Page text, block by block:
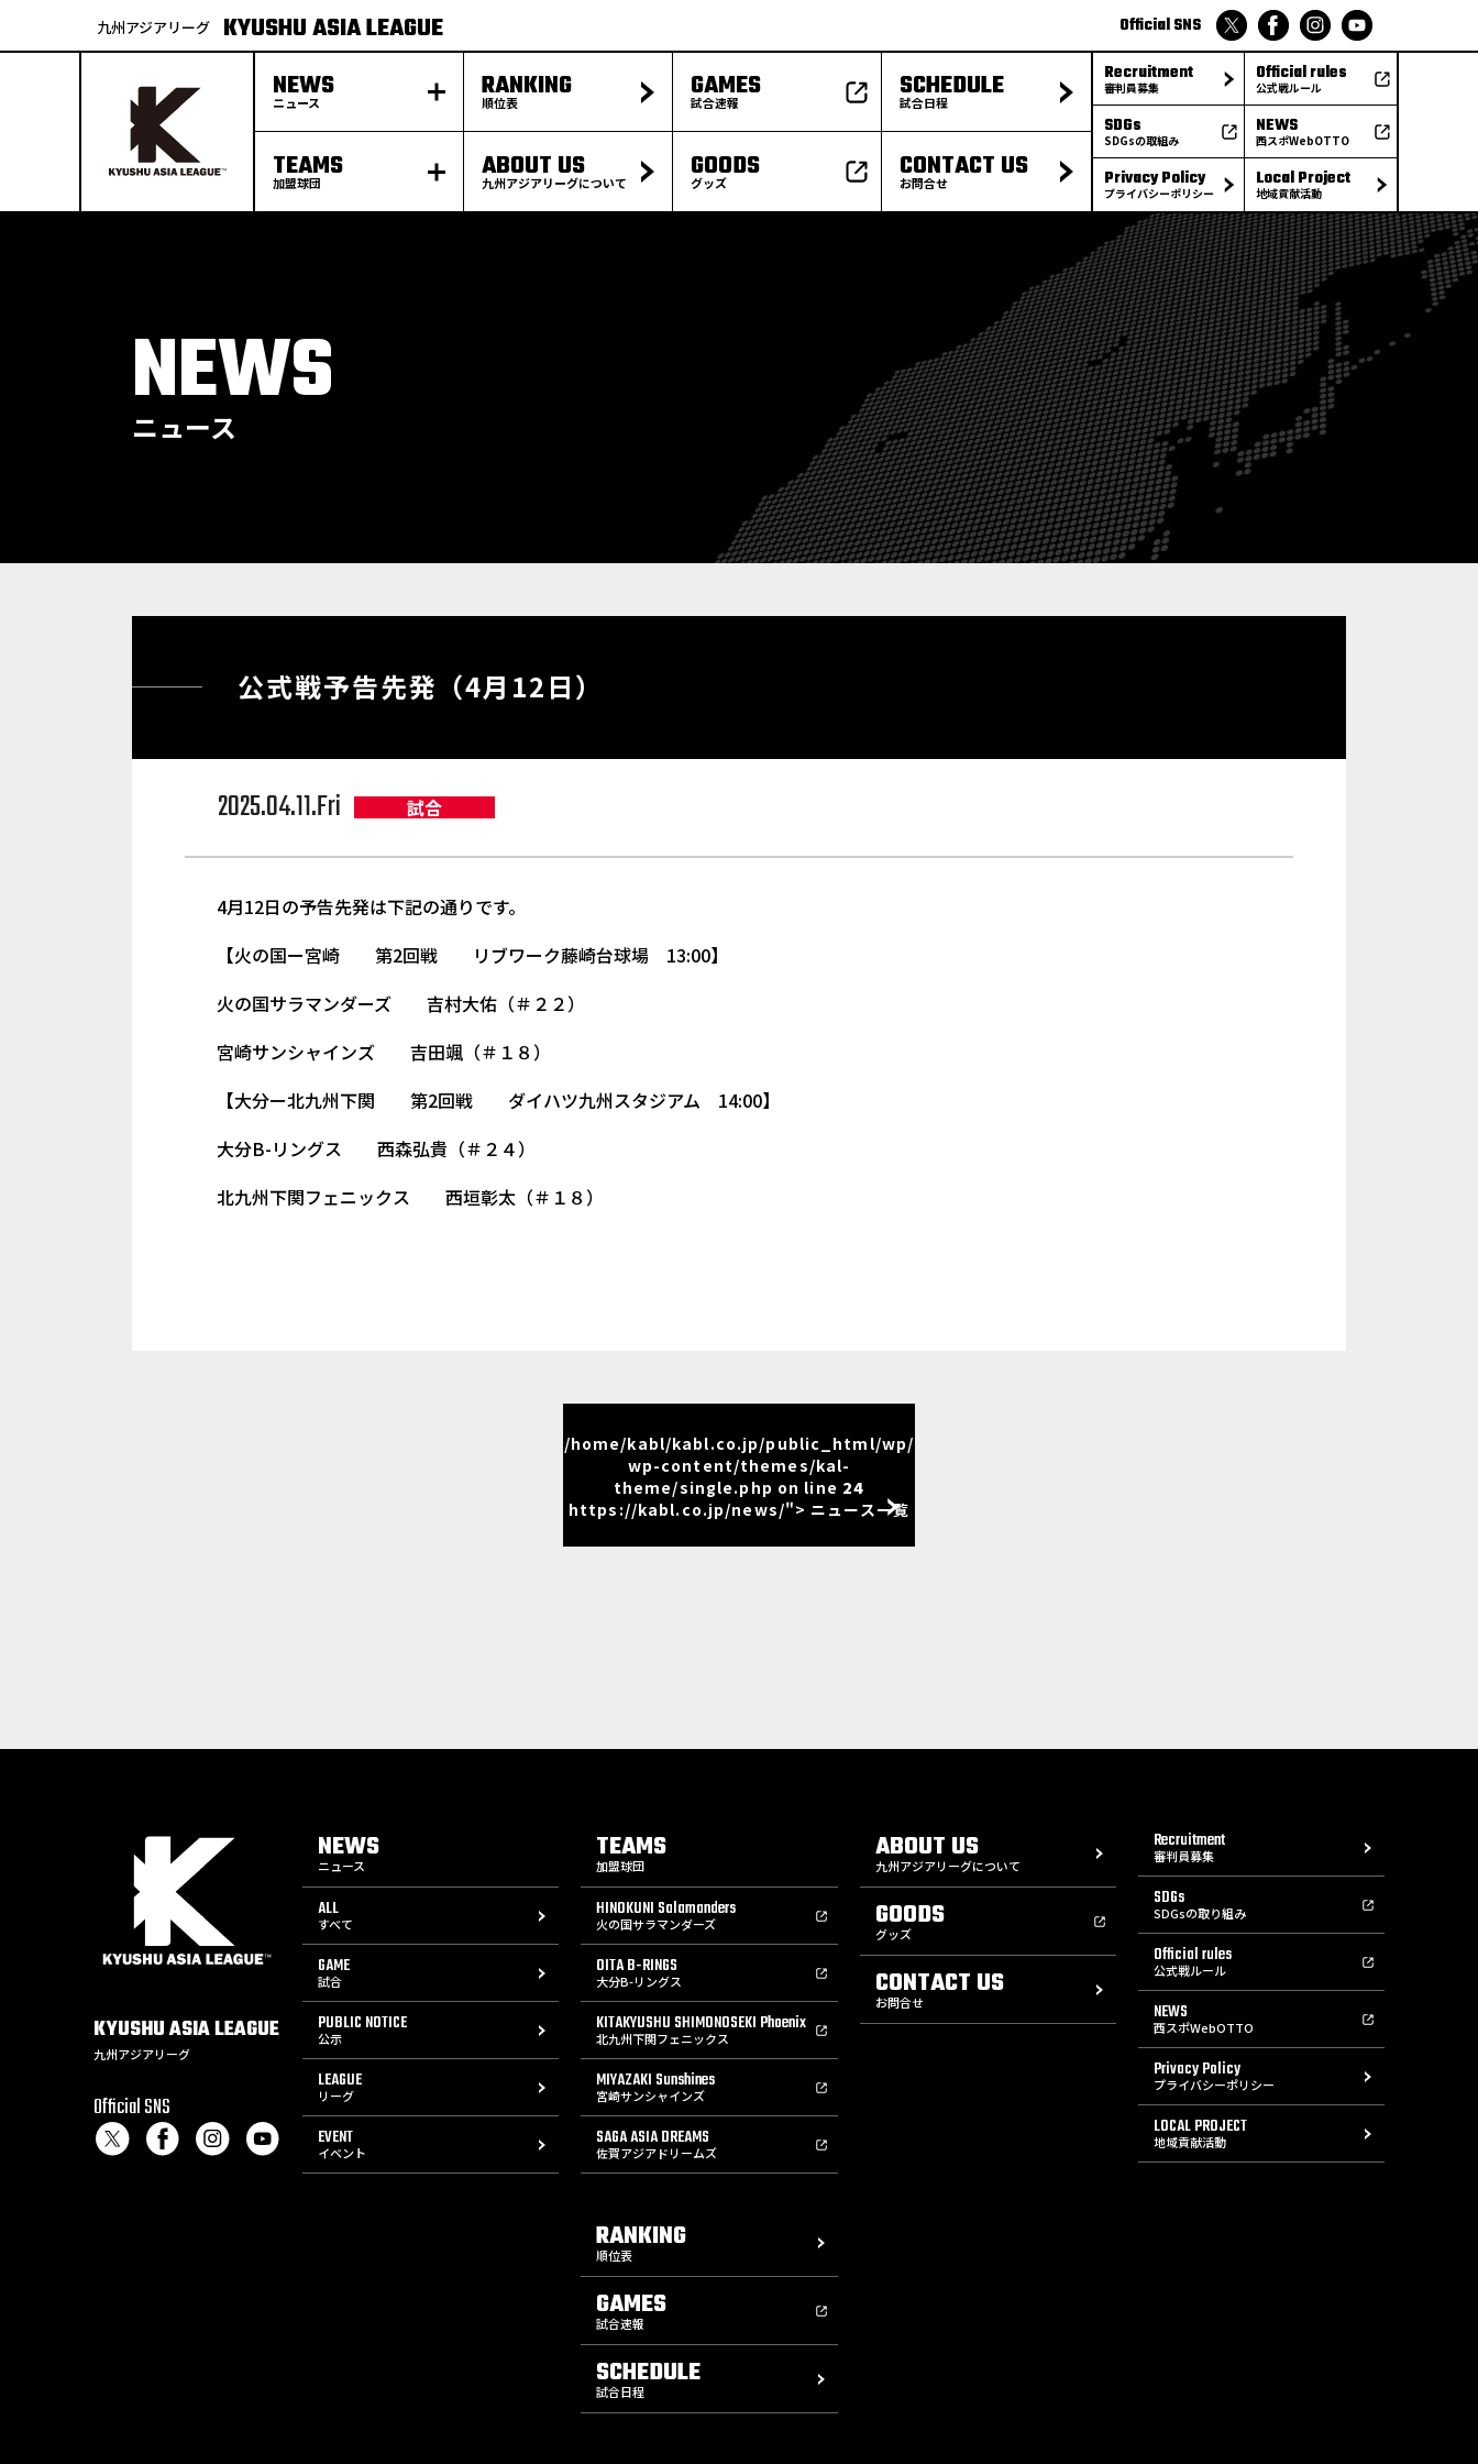
九州アジアリーグ KYUSHU ASIA LEAGUE Official SNS
NEWS
ニュース
TEAMS
加盟球団
RANKING
順位表
ABOUT US
九州アジアリーグについて
GAMES
試合速報
GOODS
グッズ
SCHEDULE
試合日程
CONTACT US
お問合せ
Recruitment
審判員募集
SDGs
SDGsの取組み
Privacy Policy
プライバシーポリシー
Official rules
公式戦ルール
NEWS
西スポWebOTTO
Local Project
地域貢献活動
NEWS
ニュース
公式戦予告先発（4月12日）
2025.04.11.Fri 試合
4月12日の予告先発は下記の通りです。
【火の国ー宮崎 第2回戦 リブワーク藤崎台球場 13:00】
火の国サラマンダーズ 吉村大佑（＃２２）
宮崎サンシャインズ 吉田颯（＃１８）
【大分ー北九州下関 第2回戦 ダイハツ九州スタジアム 14:00】
大分B-リングス 西森弘貴（＃２４）
北九州下関フェニックス 西垣彰太（＃１８）
/home/kabl/kabl.co.jp/public_html/wp/
wp-content/themes/kal-
theme/single.php on line 24
https://kabl.co.jp/news/"> ニュース一覧
KYUSHUASIALEAGUE
九州アジアリーグ
Official SNS
NEWS
ニュース
ALL
すべて
GAME
試合
PUBLIC NOTICE
公示
LEAGUE
リーグ
EVENT
イベント
TEAMS
加盟球団
HINOKUNI Salamanders
火の国サラマンダーズ
OITA B-RINGS
大分B-リングス
KITAKYUSHU SHIMONOSEKI Phoenix
北九州下関フェニックス
MIYAZAKI Sunshines
宮崎サンシャインズ
SAGA ASIA DREAMS
佐賀アジアドリームズ
RANKING
順位表
GAMES
試合速報
SCHEDULE
試合日程
ABOUT US
九州アジアリーグについて
GOODS
グッズ
CONTACT US
お問合せ
Recruitment
審判員募集
SDGs
SDGsの取り組み
Official rules
公式戦ルール
NEWS
西スポWebOTTO
Privacy Policy
プライバシーポリシー
LOCAL PROJECT
地域貢献活動